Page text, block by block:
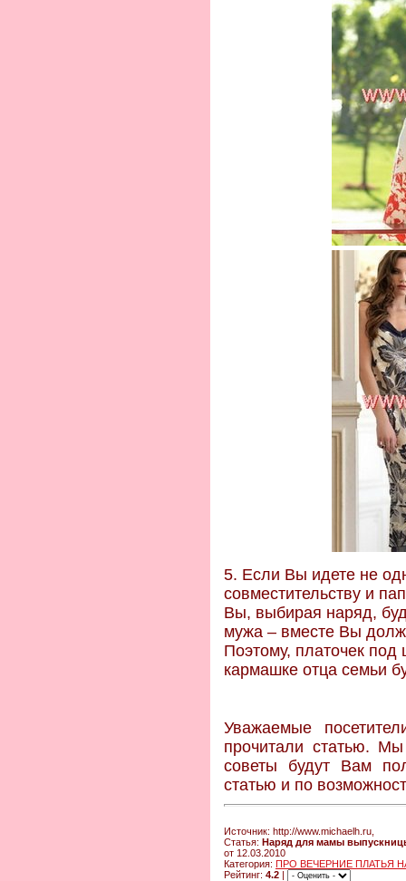
5. Если Вы идете не
совместительству и
Вы, выбирая наряд,
мужа – вместе Вы
Поэтому, платочек под
кармашке отца семьи
Уважаемые
прочитали статью.
советы будут Вам
статью и по
Источник: http://www.michaelh.ru,
Статья: Наряд для мамы
от 12.03.2010
Категория: ПРО ВЕЧЕРНИЕ ПЛАТЬЯ
Рейтинг: 4.2 |